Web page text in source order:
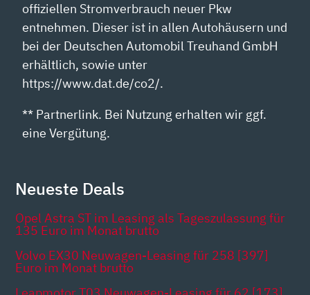
offiziellen Stromverbrauch neuer Pkw
entnehmen. Dieser ist in allen Autohäusern und
bei der Deutschen Automobil Treuhand GmbH
erhältlich, sowie unter
https://www.dat.de/co2/.
** Partnerlink. Bei Nutzung erhalten wir ggf.
eine Vergütung.
Neueste Deals
Opel Astra ST im Leasing als Tageszulassung für
135 Euro im Monat brutto
Volvo EX30 Neuwagen-Leasing für 258 [397]
Euro im Monat brutto